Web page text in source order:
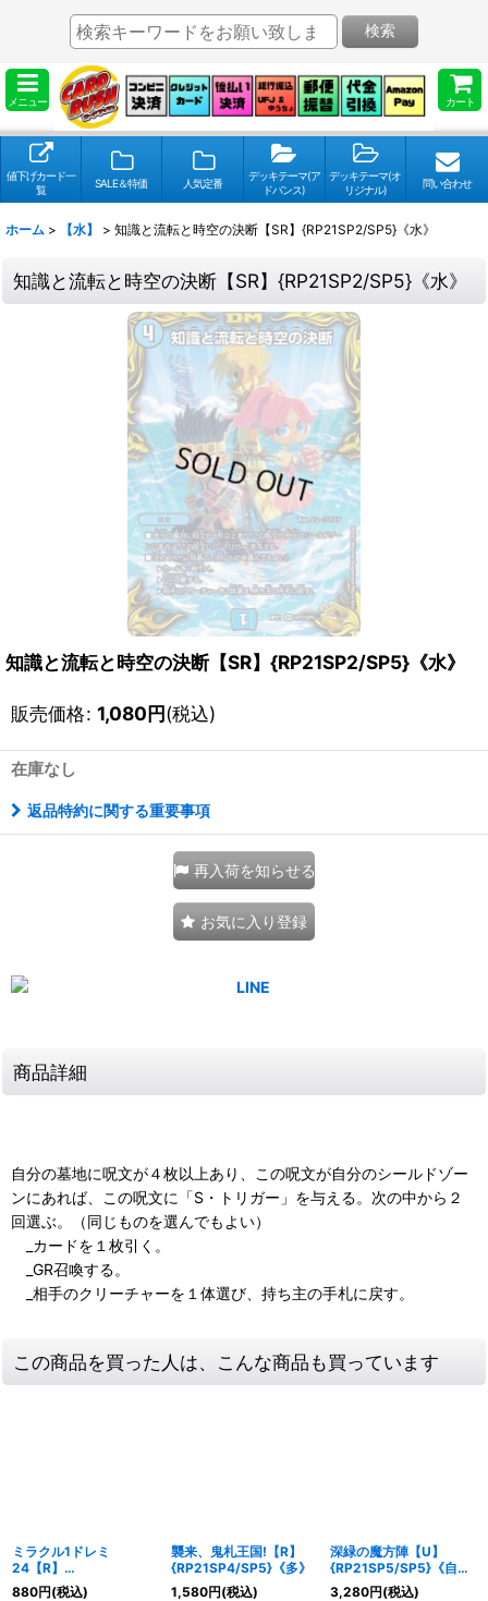
メニュー カート
検索
値下げカード一
覧
SALE＆特価 人気定番
デッキテーマ(ア
ドバンス)
デッキテーマ(オ
リジナル)
問い合わせ
ホーム > 【水】 > 知識と流転と時空の決断【SR】{RP21SP2/SP5}《水》
知識と流転と時空の決断【SR】{RP21SP2/SP5}《水》
知識と流転と時空の決断【SR】{RP21SP2/SP5}《水》
販売価格: 1,080円(税込)
在庫なし
返品特約に関する重要事項
再入荷を知らせる
お気に入り登録
商品詳細
自分の墓地に呪文が４枚以上あり、この呪文が自分のシールドゾー
ンにあれば、この呪文に「S・トリガー」を与える。次の中から２
回選ぶ。（同じものを選んでもよい）
_カードを１枚引く。
_GR召喚する。
_相手のクリーチャーを１体選び、持ち主の手札に戻す。
この商品を買った人は、こんな商品も買っています
ミラクル1ドレミ
24【R】
{RP22SP6/SP6}《多》
880円(税込)
襲来、鬼札王国!【R】
{RP21SP4/SP5}《多》
1,580円(税込)
深緑の魔方陣【U】
{RP21SP5/SP5}《自
然》
3,280円(税込)